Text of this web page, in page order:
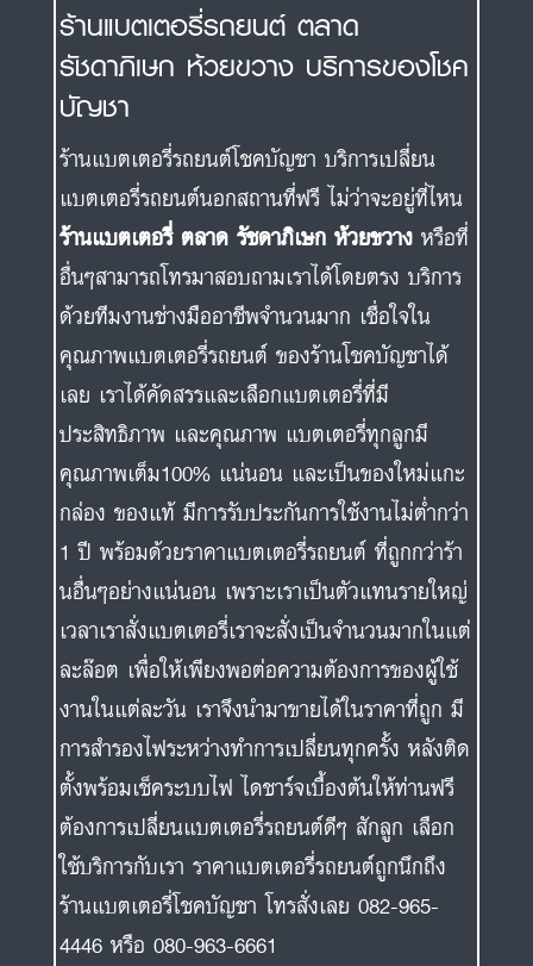
ร้านแบตเตอรี่รถยนต์ ตลาด
รัชดาภิเษก ห้วยขวาง บริการของโชค
บัญชา
ร้านแบตเตอรี่รถยนต์โชคบัญชา บริการเปลี่ยน
แบตเตอรี่รถยนต์นอกสถานที่ฟรี ไม่ว่าจะอยู่ที่ไหน
ร้านแบตเตอรี่ ตลาด รัชดาภิเษก ห้วยขวาง หรือที่
อื่นๆสามารถโทรมาสอบถามเราได้โดยตรง บริการ
ด้วยทีมงานช่างมืออาชีพจำนวนมาก เชื่อใจใน
คุณภาพแบตเตอรี่รถยนต์ ของร้านโชคบัญชาได้
เลย เราได้คัดสรรและเลือกแบตเตอรี่ที่มี
ประสิทธิภาพ และคุณภาพ แบตเตอรี่ทุกลูกมี
คุณภาพเต็ม100% แน่นอน และเป็นของใหม่แกะ
กล่อง ของแท้ มีการรับประกันการใช้งานไม่ต่ำกว่า
1 ปี พร้อมด้วยราคาแบตเตอรี่รถยนต์ ที่ถูกกว่าร้า
นอื่นๆอย่างแน่นอน เพราะเราเป็นตัวแทนรายใหญ่
เวลาเราสั่งแบตเตอรี่เราจะสั่งเป็นจำนวนมากในแต่
ละล๊อต เพื่อให้เพียงพอต่อความต้องการของผู้ใช้
งานในแต่ละวัน เราจึงนำมาขายได้ในราคาที่ถูก มี
การสำรองไฟระหว่างทำการเปลี่ยนทุกครั้ง หลังติด
ตั้งพร้อมเช็คระบบไฟ ไดชาร์จเบื้องต้นให้ท่านฟรี
ต้องการเปลี่ยนแบตเตอรี่รถยนต์ดีๆ สักลูก เลือก
ใช้บริการกับเรา ราคาแบตเตอรี่รถยนต์ถูกนึกถึง
ร้านแบตเตอรี่โชคบัญชา โทรสั่งเลย 082-965-
4446 หรือ 080-963-6661